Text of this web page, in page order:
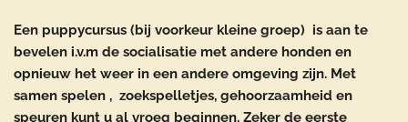
Een puppycursus (bij voorkeur kleine groep) is aan te
bevelen i.v.m de socialisatie met andere honden en
opnieuw het weer in een andere omgeving zijn. Met
samen spelen , zoekspelletjes, gehoorzaamheid en
speuren kunt u al vroeg beginnen. Zeker de eerste